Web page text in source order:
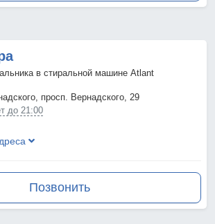
в стиральной машине Atlant
, просп. Вернадского, 29
до 21:00
Позвонить